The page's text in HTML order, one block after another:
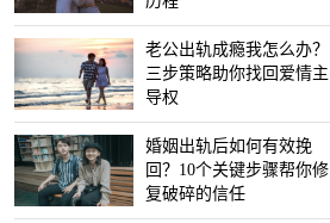
老公出轨成瘾我怎么办？
三步策略助你找回爱情主
导权
婚姻出轨后如何有效挽
回？10个关键步骤帮你修
复破碎的信任